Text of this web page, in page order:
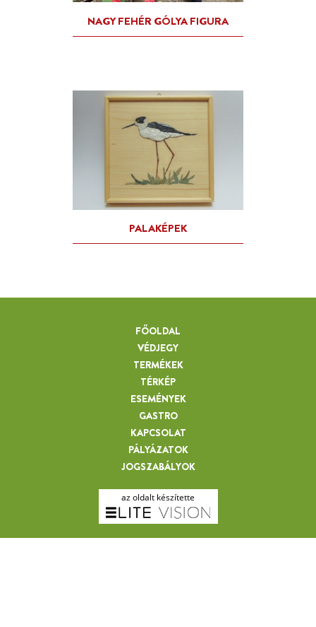
GÓLYA KULCSTARTÓ
HANSÁGI-
FŐOLDAL
VÉDJEGY
TERMÉKEK
TÉRKÉP
ESEMÉNYEK
GASTRO
KAPCSOLAT
PÁLYÁZATOK
JOGSZABÁLYOK
az oldalt készítette